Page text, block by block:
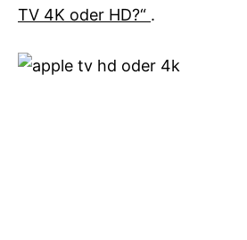
TV 4K oder HD?“ .